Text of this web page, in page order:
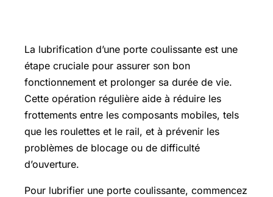
La lubrification d’une porte coulissante est une
étape cruciale pour assurer son bon
fonctionnement et prolonger sa durée de vie.
Cette opération régulière aide à réduire les
frottements entre les composants mobiles, tels
que les roulettes et le rail, et à prévenir les
problèmes de blocage ou de difficulté
d’ouverture.
Pour lubrifier une porte coulissante, commencez